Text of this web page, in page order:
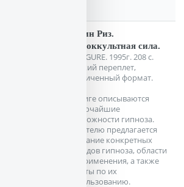
Дубин Риз.
Телеоккультная сила.
М. LIGURE. 1995г. 208 с.
Мягкий переплет,
Увеличенный формат.
В книге описываются
широчайшие
возможности гипноза.
Читателю предлагается
описание конкретных
методов гипноза, области
их применения, а также
советы по их
использованию.